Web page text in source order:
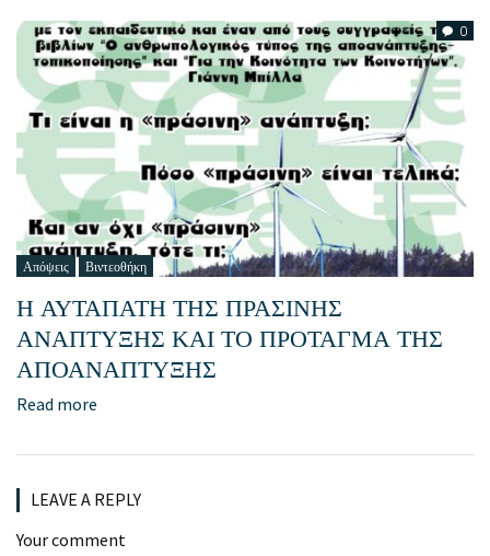
0
Απόψεις Βιντεοθήκη
Η ΑΥΤΑΠΑΤΗ ΤΗΣ ΠΡΑΣΙΝΗΣ
ΑΝΑΠΤΥΞΗΣ ΚΑΙ ΤΟ ΠΡΟΤΑΓΜΑ ΤΗΣ
ΑΠΟΑΝΑΠΤΥΞΗΣ
Read more
LEAVE A REPLY
Your comment